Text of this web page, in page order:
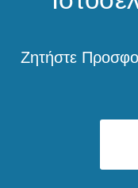
Ζητήστε